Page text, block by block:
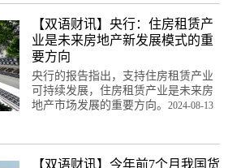
【双语财讯】央行：住房租赁产
业是未来房地产新发展模式的重
要方向
央行的报告指出，支持住房租赁产业
可持续发展，住房租赁产业是未来房
地产市场发展的重要方向。 2024-08-13
【双语财讯】今年前7个月我国货